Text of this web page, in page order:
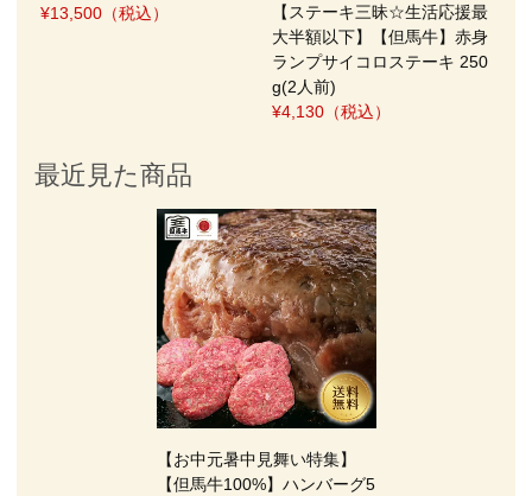
¥13,500 （税込）
【ステーキ三昧☆生活応援最
大半額以下】【但馬牛】赤身
ランプサイコロステーキ 250
g(2人前)
¥4,130 （税込）
最近見た商品
【お中元暑中見舞い特集】
【但馬牛100%】ハンバーグ5